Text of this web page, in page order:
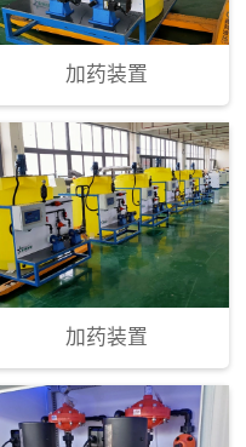
加药装置
加药装置